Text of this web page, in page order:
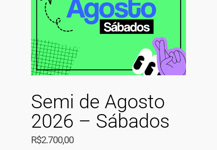
Semi de Agosto
2026 – Sábados
R$2.700,00